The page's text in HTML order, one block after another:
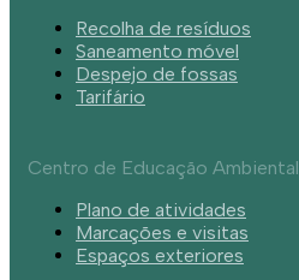
Recolha de resíduos
Saneamento móvel
Despejo de fossas
Tarifário
Centro de Educação Ambiental
Plano de atividades
Marcações e visitas
Espaços exteriores